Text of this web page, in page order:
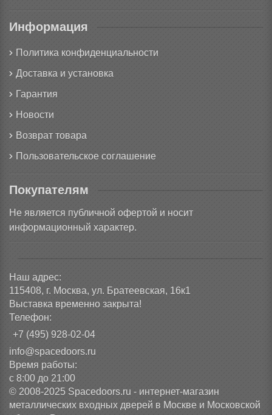
Информация
Политика конфиденциальности
Доставка и установка
Гарантия
Новости
Возврат товара
Пользовательское соглашение
Покупателям
Не является публичной офертой и носит
информационный характер.
Наш адрес:
115408, г. Москва, ул. Братеевская, 16к1
Выставка временно закрыта!
Телефон:
+7 (495) 928-02-04
info@spacedoors.ru
Время работы:
с 8:00 до 21:00
© 2008-2025 Spacedoors.ru - интернет-магазин
металлических входных дверей в Москве и Московской